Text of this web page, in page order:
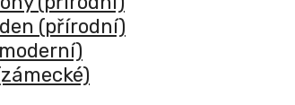
(přírodní)